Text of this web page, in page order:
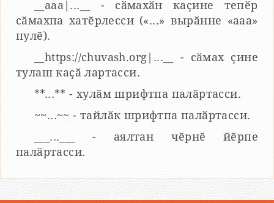
__aaa|...__ - сӑмахӑн каҫине тепӗр
сӑмахпа хатӗрлесси («...» вырӑнне «ааа»
пулӗ).
__https://chuvash.org|...__ - сӑмах ҫине
тулаш каҫӑ лартасси.
**...** - хулӑм шрифтпа палӑртасси.
~~...~~ - тайлӑк шрифтпа палӑртасси.
___...___ - аялтан чӗрнӗ йӗрпе
палӑртасси.